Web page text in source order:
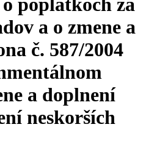
poplatkoch za
a o zmene a
č. 587/2004
a doplnení
neskorších